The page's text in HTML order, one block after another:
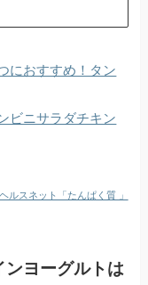
におすすめ！タン
ビニサラダチキン
ルスネット「たんぱく質 」
ンヨーグルトは